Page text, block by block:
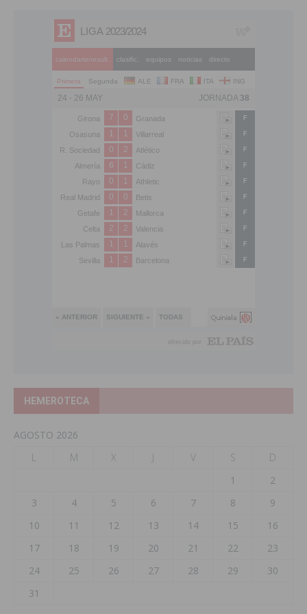
HEMEROTECA
AGOSTO 2026
L
M X J V S
D
1
2
3
4 5 6 7 8
9
10
11 12 13 14 15
16
17
18 19 20 21 22
23
24
25 26 27 28 29
30
31